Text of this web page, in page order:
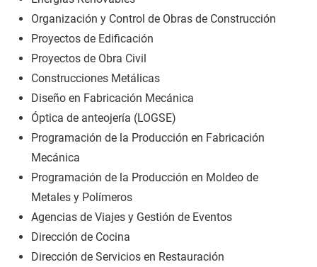
Organización y Control de Obras de Construcción
Proyectos de Edificación
Proyectos de Obra Civil
Construcciones Metálicas
Diseño en Fabricación Mecánica
Óptica de anteojería (LOGSE)
Programación de la Producción en Fabricación
Mecánica
Programación de la Producción en Moldeo de
Metales y Polímeros
Agencias de Viajes y Gestión de Eventos
Dirección de Cocina
Dirección de Servicios en Restauración